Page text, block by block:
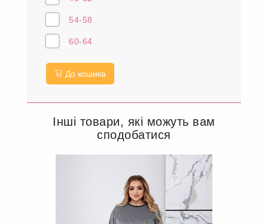
54-58
60-64
До кошика
Інші товари, які можуть вам
сподобатися